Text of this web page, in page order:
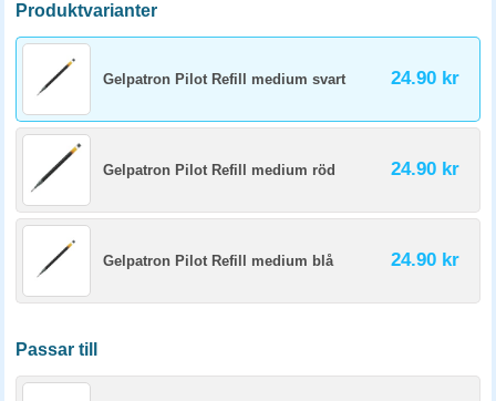
Produktvarianter
Gelpatron Pilot Refill medium svart 24.90 kr
Gelpatron Pilot Refill medium röd 24.90 kr
Gelpatron Pilot Refill medium blå 24.90 kr
Passar till